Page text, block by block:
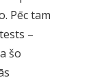
Pēc tam
–
šo